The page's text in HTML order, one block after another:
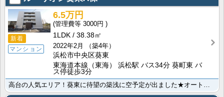
新着
マンション
6.5万円
3000円
1LDK
38.38㎡
2022年2月
（築4年）
浜松市中央区葵東
東海道本線（東海） 浜松駅 バス34分 葵町東 バ
ス停徒歩3分